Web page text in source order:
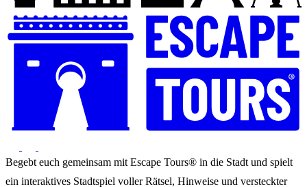
Begebt euch gemeinsam mit Escape Tours® in die Stadt und spielt
ein interaktives Stadtspiel voller Rätsel, Hinweise und versteckter